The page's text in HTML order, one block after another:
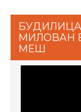
МИЛОВАН
МЕШ